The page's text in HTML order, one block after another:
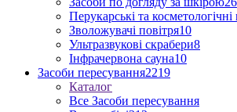
Перукарські та косметологічні
Зволожувачі повітря10
Ультразвукові скрабери8
Інфрачервона сауна10
Засоби пересування2219
Каталог
Все Засоби пересування